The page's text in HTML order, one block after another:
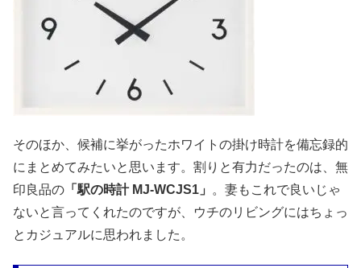
そのほか、候補に挙がったホワイトの掛け時計を備忘録的
にまとめてみたいと思います。割りと有力だったのは、無
印良品の 「駅の時計 MJ-WCJS1」
。妻もこれで良いじゃ
ないと言ってくれたのですが、ウチのリビングにはちょっ
とカジュアルに思われました。